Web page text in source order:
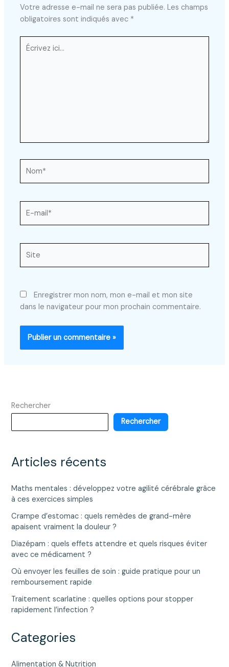
Votre adresse e-mail ne sera pas publiée. Les champs
obligatoires sont indiqués avec *
Écrivez
ici…
mail*
Enregistrer mon nom, mon e-mail et mon site
dans le navigateur pour mon prochain commentaire.
Rechercher
Rechercher
Articles récents
Maths mentales : développez votre agilité cérébrale grâce
à ces exercices simples
Crampe d’estomac : quels remèdes de grand-mère
apaisent vraiment la douleur ?
Diazépam : quels effets attendre et quels risques éviter
avec ce médicament ?
Où envoyer les feuilles de soin : guide pratique pour un
remboursement rapide
Traitement scarlatine : quelles options pour stopper
rapidement l’infection ?
Categories
Alimentation & Nutrition